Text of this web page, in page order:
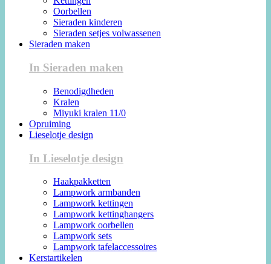
Oorbellen
Sieraden kinderen
Sieraden setjes volwassenen
Sieraden maken
In Sieraden maken
Benodigdheden
Kralen
Miyuki kralen 11/0
Opruiming
Lieselotje design
In Lieselotje design
Haakpakketten
Lampwork armbanden
Lampwork kettingen
Lampwork kettinghangers
Lampwork oorbellen
Lampwork sets
Lampwork tafelaccessoires
Kerstartikelen